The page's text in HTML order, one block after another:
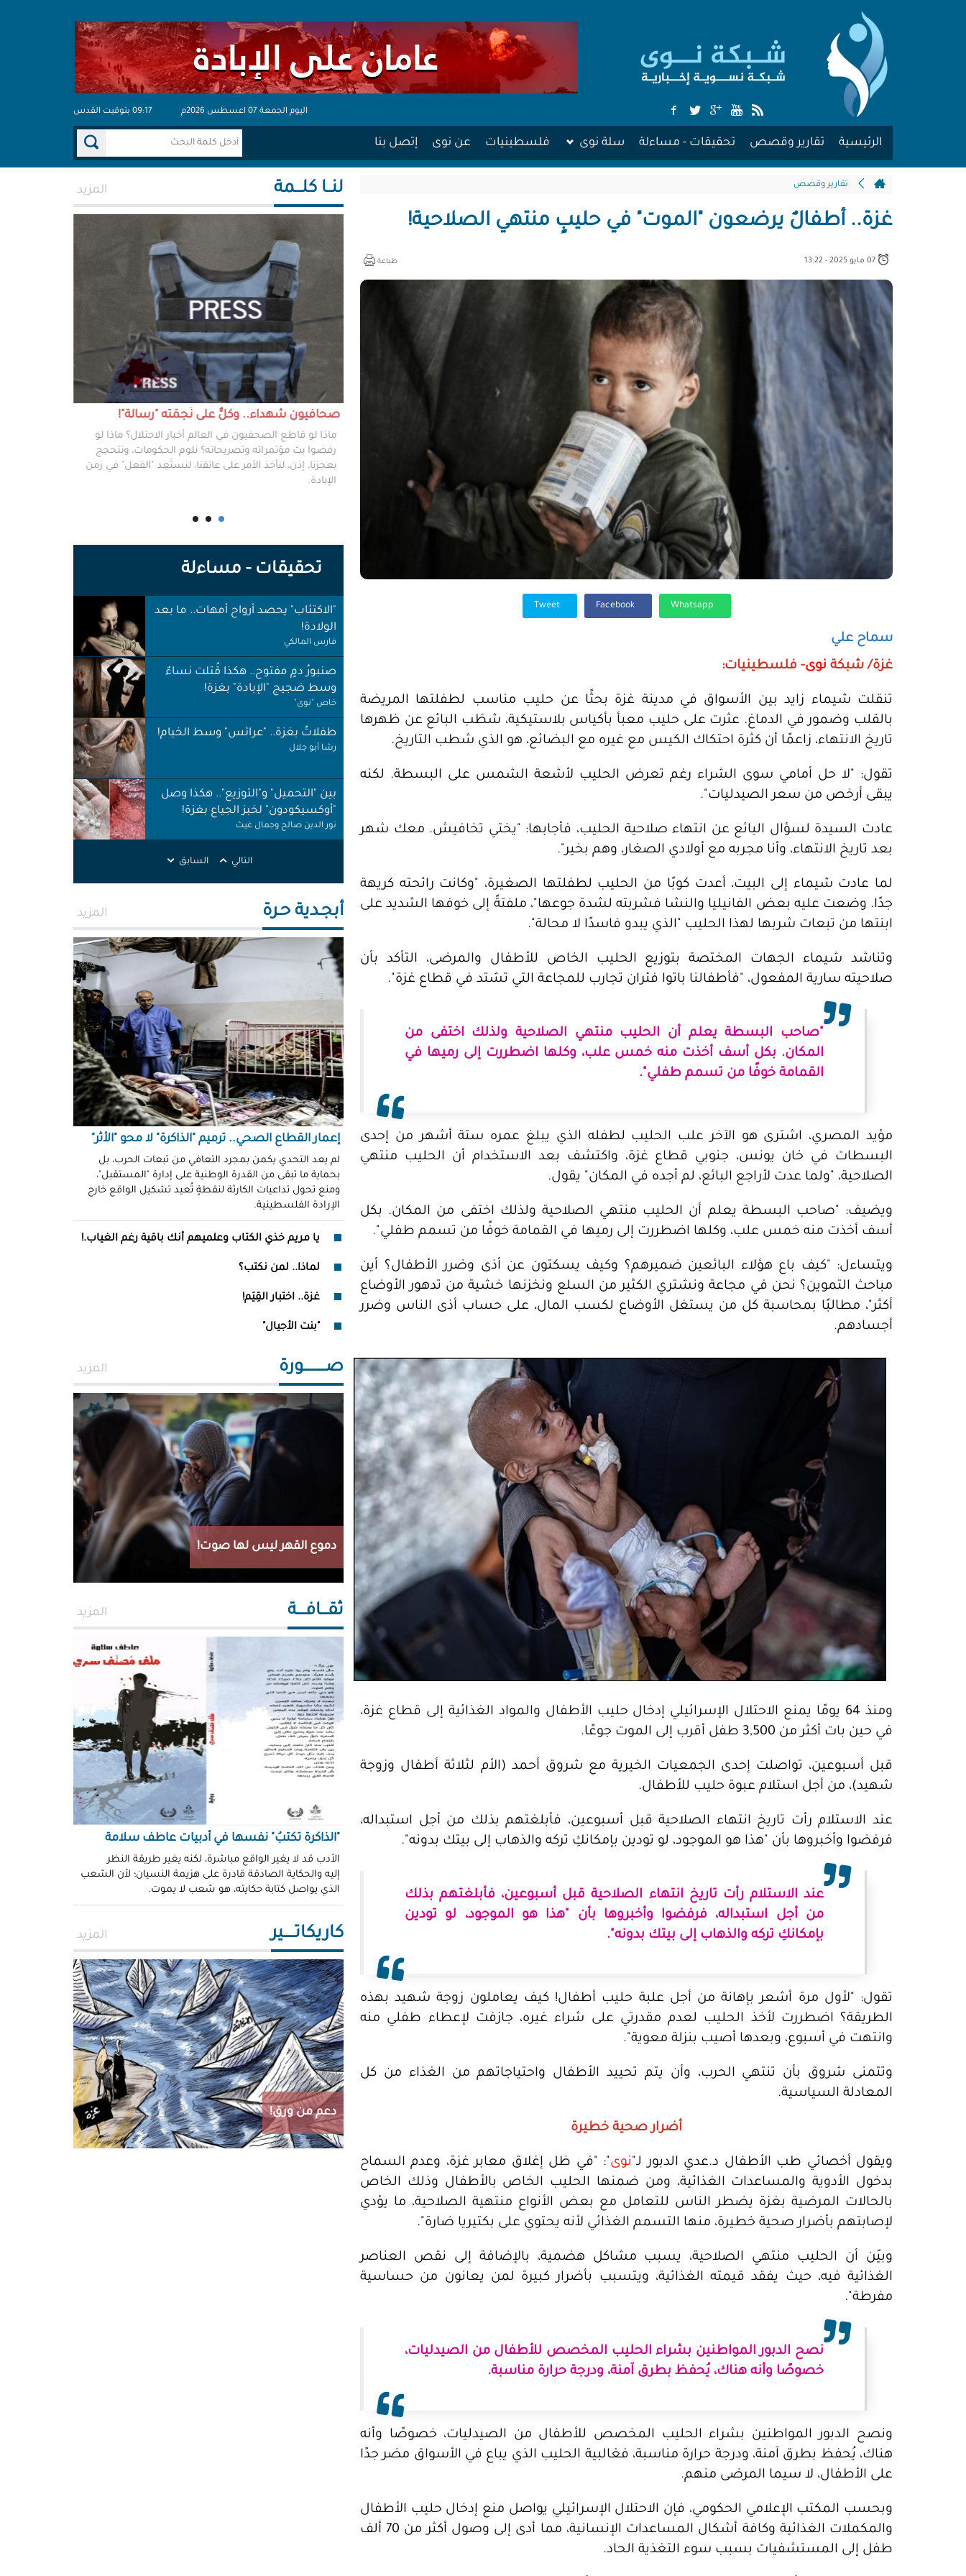
اليوم الجمعة 07 اعسطس 2026م 09:17 بتوقيت القدس
الرئيسية تقارير وقصص تحقيقات - مساءلة سلة نوى فلسطينيات عن نوى إتصل بنا
تقارير وقصص
غزة.. أطفالٌ يرضعون "الموت" في حليبٍ منتهي الصلاحية!
طباعة
Tweet Facebook
سماح علي
غزة/ شبكة نوى- فلسطينيات:
تنقلت شيماء زايد بين الأسواق في مدينة غزة بحثًا عن حليب مناسب لطفلتها المريضة
بالقلب وضمور في الدماغ. عثرت على حليب معبأ بأكياس بلاستيكية، شطَب البائع عن ظهرها
تاريخ الانتهاء، زاعمًا أن كثرة احتكاك الكيس مع غيره مع البضائع، هو الذي شطب التاريخ.
تقول: "لا حل أمامي سوى الشراء رغم تعرض الحليب لأشعة الشمس على البسطة. لكنه
يبقى أرخص من سعر الصيدليات".
عادت السيدة لسؤال البائع عن انتهاء صلاحية الحليب، فأجابها: "يختي تخافيش. معك شهر
بعد تاريخ الانتهاء، وأنا مجربه مع أولادي الصغار، وهم بخير".
لما عادت شيماء إلى البيت، أعدت كوبًا من الحليب لطفلتها الصغيرة، "وكانت رائحته كريهة
جدًا. وضعت عليه بعض الفانيليا والنشا فشربته لشدة جوعها"، ملفتةً إلى خوفها الشديد على
ابنتها من تبعات شربها لهذا الحليب "الذي يبدو فاسدًا لا محالة".
وتناشد شيماء الجهات المختصة بتوزيع الحليب الخاص للأطفال والمرضى، التأكد بأن
صلاحيته سارية المفعول، "فأطفالنا باتوا فئران تجارب للمجاعة التي تشتد في قطاع غزة".
"صاحب البسطة يعلم أن الحليب منتهي الصلاحية ولذلك اختفى من
المكان. بكل أسف أخذت منه خمس علب، وكلها اضطررت إلى رميها في
القمامة خوفًا من تسمم طفلي".
مؤيد المصري، اشترى هو الآخر علب الحليب لطفله الذي يبلغ عمره ستة أشهر من إحدى
البسطات في خان يونس، جنوبي قطاع غزة، واكتشف بعد الاستخدام أن الحليب منتهي
الصلاحية، "ولما عدت لأراجع البائع، لم أجده في المكان" يقول.
ويضيف: "صاحب البسطة يعلم أن الحليب منتهي الصلاحية ولذلك اختفى من المكان. بكل
أسف أخذت منه خمس علب، وكلها اضطررت إلى رميها في القمامة خوفًا من تسمم طفلي".
ويتساءل: "كيف باع هؤلاء البائعين ضميرهم؟ وكيف يسكتون عن أذى وضرر الأطفال؟ أين
مباحث التموين؟ نحن في مجاعة ونشتري الكثير من السلع ونخزنها خشية من تدهور الأوضاع
أكثر"، مطالبًا بمحاسبة كل من يستغل الأوضاع لكسب المال، على حساب أذى الناس وضرر
أجسادهم.
ومنذ 64 يومًا يمنع الاحتلال الإسرائيلي إدخال حليب الأطفال والمواد الغذائية إلى قطاع غزة،
في حين بات أكثر من 3,500 طفل أقرب إلى الموت جوعًا.
قبل أسبوعين، تواصلت إحدى الجمعيات الخيرية مع شروق أحمد (الأم لثلاثة أطفال وزوجة
شهيد)، من أجل استلام عبوة حليب للأطفال.
عند الاستلام رأت تاريخ انتهاء الصلاحية قبل أسبوعين، فأبلغتهم بذلك من أجل استبداله،
فرفضوا وأخبروها بأن "هذا هو الموجود، لو تودين بإمكانكِ تركه والذهاب إلى بيتك بدونه".
عند الاستلام رأت تاريخ انتهاء الصلاحية قبل أسبوعين، فأبلغتهم بذلك
من أجل استبداله، فرفضوا وأخبروها بأن "هذا هو الموجود، لو تودين
بإمكانكِ تركه والذهاب إلى بيتك بدونه".
تقول: "لأول مرة أشعر بإهانة من أجل علبة حليب أطفال! كيف يعاملون زوجة شهيد بهذه
الطريقة؟ اضطررت لأخذ الحليب لعدم مقدرتي على شراء غيره، جازفت لإعطاء طفلي منه
وانتهت في أسبوع، وبعدها أصيب بنزلة معوية".
وتتمنى شروق بأن تنتهي الحرب، وأن يتم تحييد الأطفال واحتياجاتهم من الغذاء من كل
المعادلة السياسية.
أضرار صحية خطيرة
ويقول أخصائي طب الأطفال د.عدي الدبور لـ"نوى": "في ظل إغلاق معابر غزة، وعدم السماح
بدخول الأدوية والمساعدات الغذائية، ومن ضمنها الحليب الخاص بالأطفال وذلك الخاص
بالحالات المرضية بغزة يضطر الناس للتعامل مع بعض الأنواع منتهية الصلاحية، ما يؤدي
لإصابتهم بأضرار صحية خطيرة، منها التسمم الغذائي لأنه يحتوي على بكتيريا ضارة".
وبيّن أن الحليب منتهي الصلاحية، يسبب مشاكل هضمية، بالإضافة إلى نقص العناصر
الغذائية فيه، حيث يفقد قيمته الغذائية، ويتسبب بأضرار كبيرة لمن يعانون من حساسية
مفرطة".
نصح الدبور المواطنين بشراء الحليب المخصص للأطفال من الصيدليات،
خصوصًا وأنه هناك، يُحفظ بطرق آمنة، ودرجة حرارة مناسبة.
ونصح الدبور المواطنين بشراء الحليب المخصص للأطفال من الصيدليات، خصوصًا وأنه
هناك، يُحفظ بطرق آمنة، ودرجة حرارة مناسبة، فغالبية الحليب الذي يباع في الأسواق مضر جدًا
على الأطفال، لا سيما المرضى منهم.
وبحسب المكتب الإعلامي الحكومي، فإن الاحتلال الإسرائيلي يواصل منع إدخال حليب الأطفال
والمكملات الغذائية وكافة أشكال المساعدات الإنسانية، مما أدى إلى وصول أكثر من 70 ألف
طفل إلى المستشفيات بسبب سوء التغذية الحاد.
لنــا كلـــمة المزيد
مش وقته!!
ليس مطلوباً من الصحفي أن يكون مخططًا إستراتيجيًا
ليضع إستراتيجيات عملٍ للهيئات العامة، ولكن من حقه
سؤال من يضعون تلك الاستراتيجيات عن تفاصيلها،
وخططهم في حال حدوث السيناريوهات الأسوأ؟
صحافيون شهداء.. وكلٌّ على نَجمَته "رسالة"!
ماذا لو قاطع الصحفيون في العالم أخبار الاحتلال؟ ماذا لو
رفضوا بث مؤتمراته وتصريحاته؟ نلوم الحكومات، ونتحجج
بعجزنا، إذن، لنأخذ الأمر على عاتقنا، لنستَعِد "الفعل" في زمن
الإبادة.
تحقيقات - مساءلة
الولادة!
فارس المالكي
صنبورُ دمٍ مفتوح.. هكذا قُتلت نساءٌ
وسط ضجيج "الإبادة" بغزة!
خاص "نوى"
رشا أبو جلال
"أوكسيكودون" لخبز الجياع بغزة!
نور الدين صالح وجمال غيث
عاملات نظافة في الظل.. لا حقوق ولا
البيئة والتربة!
عبد الله التركماني ورشا فرحات
"عرّوني وضحكوا".. انتهاكات جنسية
"مُنظّمة" في سجون "إسرائيل"!
نازحو طولكرم بين وعود الإغاثة وواقع
العوز!
رغد سلامة
إبادةُ الشُّهود.. نهجٌ "إسرائيلي"
للإفلات من العقاب!
مشيرة توفيق
قناصو "الشبح" بغزة.. هويّات تُكشف
لأول مرة!
بدائل قاتلة.. مضادات حيوية في قِطع
جمال موسى
القانون يتصادم مع نفسه.. نساءٌ
خلف خلف
التالي السابق
أبجـدية حـرة المزيد
إعمار القطاع الصحي.. ترميم "الذاكرة" لا محو "الأثر"
لم يعد التحدي يكمن بمجرد التعافي من تبعات الحرب، بل
بحماية ما تبقى من القدرة الوطنية على إدارة "المستقبل"،
ومنع تحول تداعيات الكارثة لنقطةٍ تُعيد تشكيل الواقع خارج
الإرادة الفلسطينية.
يا مريم خذي الكتاب وعلميهم أنك باقية رغم الغياب.!
لماذا.. لمن نكتب؟
غزة.. اختبار القِيَم!
"بنت الأجيال"
صــــــــــورة المزيد
دموع القهر ليس لها صوت!
ثقـــافــــة المزيد
"الذاكرة تكتبُ" نفسها في أدبيات عاطف سلامة
الأدب قد لا يغير الواقع مباشرة، لكنه يغير طريقة النظر
إليه والحكاية الصادقة قادرة على هزيمة النسيان؛ لأن الشعب
الذي يواصل كتابة حكايته، هو شعب لا يموت.
كاريكاتـــــير المزيد
دعم من ورق!